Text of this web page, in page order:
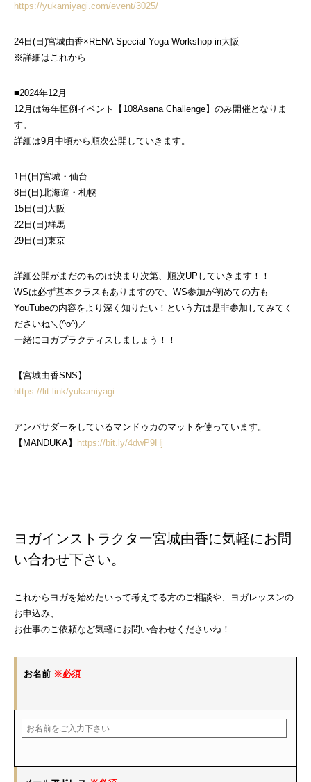
https://yukamiyagi.com/event/3025/
24日(日)宮城由香×RENA Special Yoga Workshop in大阪
※詳細はこれから
■2024年12月
12月は毎年恒例イベント【108Asana Challenge】のみ開催となりま
す。
詳細は9月中頃から順次公開していきます。
1日(日)宮城・仙台
8日(日)北海道・札幌
15日(日)大阪
22日(日)群馬
29日(日)東京
詳細公開がまだのものは決まり次第、順次UPしていきます！！
WSは必ず基本クラスもありますので、WS参加が初めての方も
YouTubeの内容をより深く知りたい！という方は是非参加してみてく
ださいね＼(^o^)／
一緒にヨガプラクティスしましょう！！
【宮城由香SNS】
https://lit.link/yukamiyagi
アンバサダーをしているマンドゥカのマットを使っています。
【MANDUKA】
https://bit.ly/4dwP9Hj
ヨガインストラクター宮城由香に気軽にお問
い合わせ下さい。
これからヨガを始めたいって考えてる方のご相談や、ヨガレッスンの
お申込み、
お仕事のご依頼など気軽にお問い合わせくださいね！
お名前 ※必須